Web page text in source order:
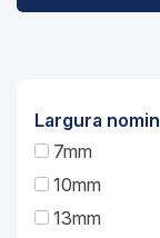
Largura
7mm
10mm
13mm